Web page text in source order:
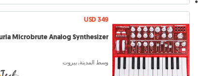
USD 349
Microbrute Analog Synthesizer
وسط المدينة, بيروت